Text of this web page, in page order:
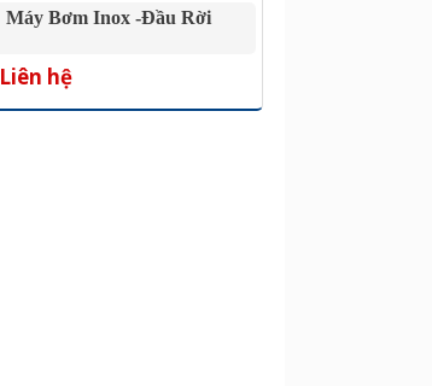
Máy Bơm Inox -đầu Rời
Liên hệ